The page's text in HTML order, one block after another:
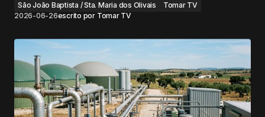
São João Baptista / Sta. Maria dos Olivais
Tomar TV
2026-06-26escrito por Tomar TV